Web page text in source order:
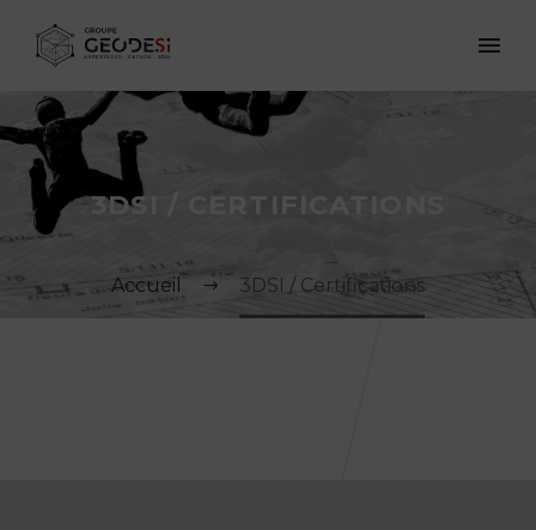
3DSI / CERTIFICATIONS
Accueil 3DSI / Certifications